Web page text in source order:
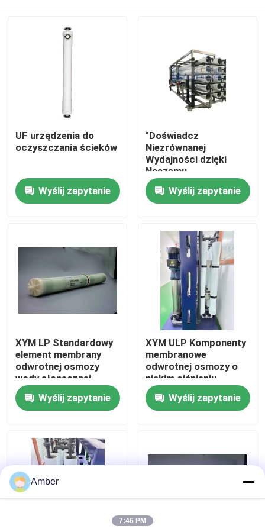
Dom
O nas
Wycieczka po fabryce
Kontrola jakości
Skontaktuj się z nami
Aktualności
Blog
UF urządzenia do
oczyszczania ścieków
Wyślij zapytanie
"Doświadcz
Niezrównanej
Wydajności dzięki
Naszemu
Wysokowydajnemu
Bioraktorowi
Membranowemu do
Wyślij zapytanie
XYM LP Standardowy
element membrany
odwrotnej osmozy
wody słonecznej
Wyślij zapytanie
XYM ULP Komponenty
membranowe
odwrotnej osmozy o
niskim ciśnieniu
odsalania
Wyślij zapytanie
Amber
7:46 PM